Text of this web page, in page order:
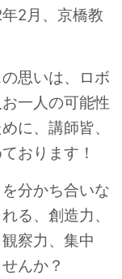
2月、京橋教
思いは、ロボ
一人の可能性
に、講師皆、
おります！
分かち合いな
る、創造力、
察力、集中
んか？